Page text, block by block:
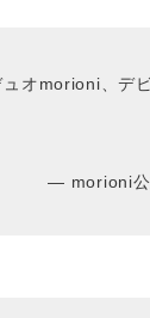
ュオmorioni、デ
— morioni公